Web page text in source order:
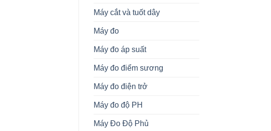
Máy cắt và tuốt dây
Máy đo
Máy đo áp suất
Máy đo điểm sương
Máy đo điện trở
Máy đo độ PH
Máy Đo Độ Phủ